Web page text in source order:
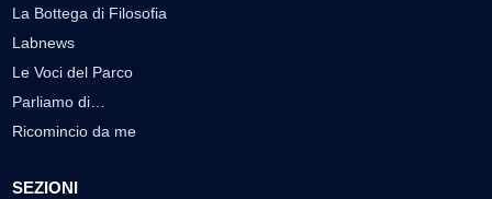
La Bottega di Filosofia
Labnews
Le Voci del Parco
Parliamo di…
Ricomincio da me
SEZIONI